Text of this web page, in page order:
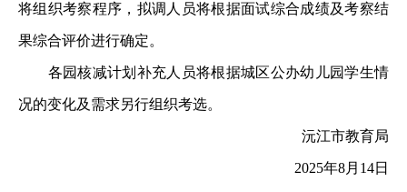
将组织考察程序，拟调人员将根据面试综合成绩及考察结
果综合评价进行确定。
各园核减计划补充人员将根据城区公办幼儿园学生情
况的变化及需求另行组织考选。
沅江市教育局
2025年8月14日